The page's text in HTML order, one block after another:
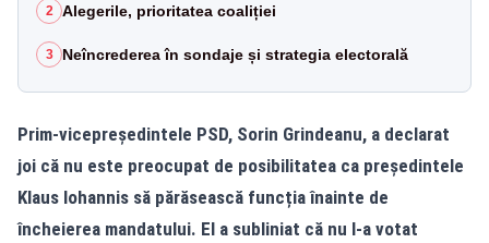
2 Alegerile, prioritatea coaliției
3 Neîncrederea în sondaje și strategia electorală
Prim-vicepreședintele PSD, Sorin Grindeanu, a declarat
joi că nu este preocupat de posibilitatea ca președintele
Klaus Iohannis să părăsească funcția înainte de
încheierea mandatului. El a subliniat că nu l-a votat